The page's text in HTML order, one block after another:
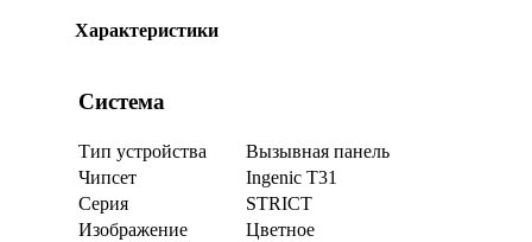
Характеристики
Система
Тип устройства
Вызывная панель
Чипсет
Ingenic T31
Серия
STRICT
Изображение
Цветное